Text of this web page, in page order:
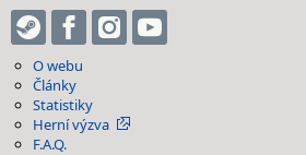
O webu
Články
Statistiky
Herní výzva
F.A.Q.